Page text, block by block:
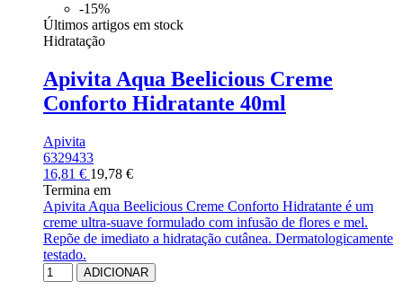
-15%
Últimos artigos em stock
Hidratação
Apivita Aqua Beelicious Creme
Conforto Hidratante 40ml
Apivita
6329433
16,81 € 19,78 €
Termina em
Apivita Aqua Beelicious Creme Conforto Hidratante é um
creme ultra-suave formulado com infusão de flores e mel.
Repõe de imediato a hidratação cutânea. Dermatologicamente
testado.
ADICIONAR